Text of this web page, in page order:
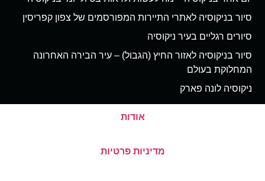
סיור בניקוסיה לאתרי התיירות המפורסמים של צפון קפריסין
סיורים רגליים בעיר ניקוסיה
סיור בניקוסיה לאזור החיץ (הגבול) – עיר הבירה האחרונה
המחלוקת בעולם
ניקוסיה לונה פארק
אודות
מדיניות פרטיות